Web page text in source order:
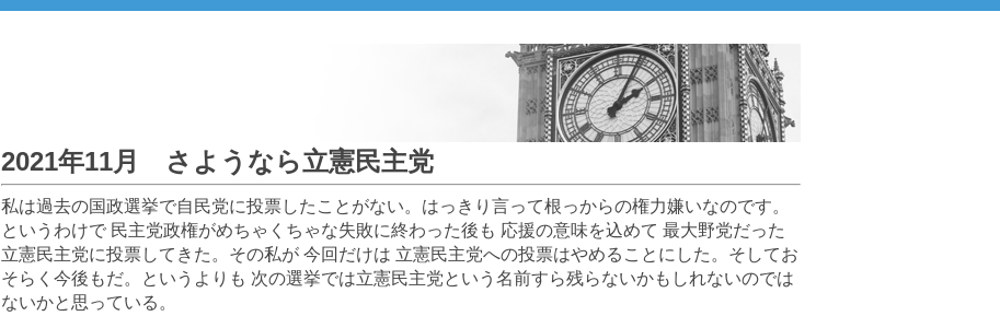
2021年11月 さようなら立憲民主党
私は過去の国政選挙で自民党に投票したことがない。はっきり言って根っからの権力嫌いなのです。
というわけで 民主党政権がめちゃくちゃな失敗に終わった後も 応援の意味を込めて 最大野党だった
立憲民主党に投票してきた。その私が 今回だけは 立憲民主党への投票はやめることにした。そしてお
そらく今後もだ。というよりも 次の選挙では立憲民主党という名前すら残らないかもしれないのでは
ないかと思っている。